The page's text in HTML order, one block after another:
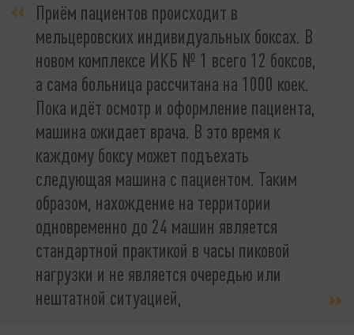
Приём пациентов происходит в
мельцеровских индивидуальных боксах. В
новом комплексе ИКБ № 1 всего 12 боксов,
а сама больница рассчитана на 1000 коек.
Пока идёт осмотр и оформление пациента,
машина ожидает врача. В это время к
каждому боксу может подъехать
следующая машина с пациентом. Таким
образом, нахождение на территории
одновременно до 24 машин является
стандартной практикой в часы пиковой
нагрузки и не является очередью или
нештатной ситуацией,